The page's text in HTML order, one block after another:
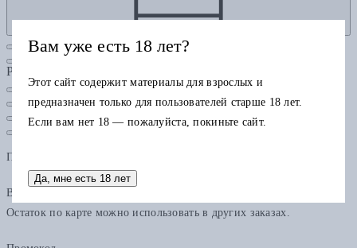
Рубрики
Подарочная карта
В одном заказе можно применить только одну подарочную карту.
Остаток по карте можно использовать в других заказах.
Вам уже есть 18 лет?
Этот сайт содержит материалы для взрослых и
предназначен только для пользователей старше 18 лет.
Если вам нет 18 — пожалуйста, покиньте сайт.
Да, мне есть 18 лет